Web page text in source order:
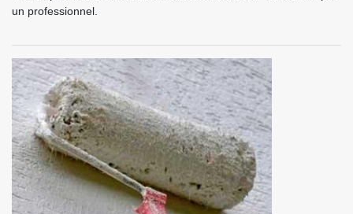
un professionnel.